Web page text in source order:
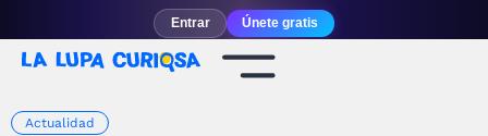
Entrar Únete gratis
Actualidad